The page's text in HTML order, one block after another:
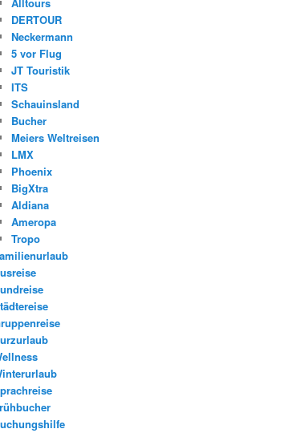
Alltours
DERTOUR
Neckermann
5 vor Flug
JT Touristik
ITS
Schauinsland
Bucher
Meiers Weltreisen
LMX
Phoenix
BigXtra
Aldiana
Ameropa
Tropo